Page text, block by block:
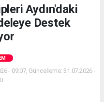
Aydın'daki
Destek
- 09:07, Güncelleme: 31.07.2026 -